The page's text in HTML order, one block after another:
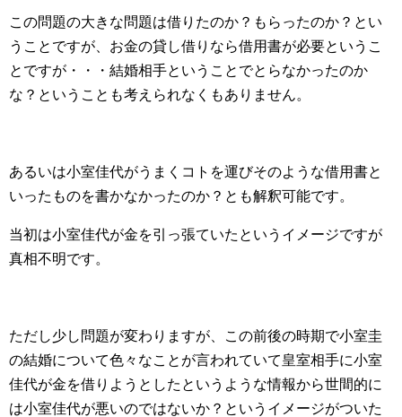
この問題の大きな問題は借りたのか？もらったのか？とい
うことですが、お金の貸し借りなら借用書が必要というこ
とですが・・・結婚相手ということでとらなかったのか
な？ということも考えられなくもありません。
あるいは小室佳代がうまくコトを運びそのような借用書と
いったものを書かなかったのか？とも解釈可能です。
当初は小室佳代が金を引っ張ていたというイメージですが
真相不明です。
ただし少し問題が変わりますが、この前後の時期で小室圭
の結婚について色々なことが言われていて皇室相手に小室
佳代が金を借りようとしたというような情報から世間的に
は小室佳代が悪いのではないか？というイメージがついた